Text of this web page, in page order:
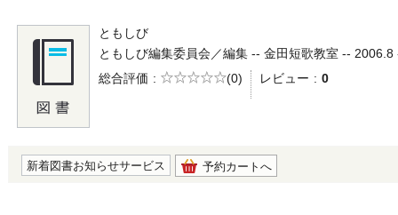
ともしび
ともしび編集委員会／編集 -- 金田短歌教室 -- 2006.8
総合評価
5段階評価
(0) レビュー 0
新着図書お知らせサービス 予約カートへ